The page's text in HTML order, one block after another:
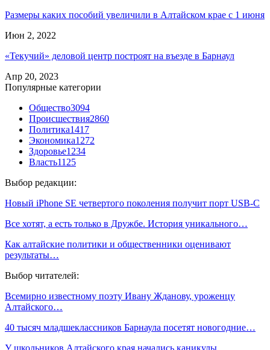
Размеры каких пособий увеличили в Алтайском крае с 1 июня
Июн 2, 2022
«Текучий» деловой центр построят на въезде в Барнаул
Апр 20, 2023
Популярные категории
Общество3094
Происшествия2860
Политика1417
Экономика1272
Здоровье1234
Власть1125
Выбор редакции:
Новый iPhone SE четвертого поколения получит порт USB-C
Все хотят, а есть только в Дружбе. История уникального…
Как алтайские политики и общественники оценивают
результаты…
Выбор читателей:
Всемирно известному поэту Ивану Жданову, уроженцу
Алтайского…
40 тысяч младшеклассников Барнаула посетят новогодние…
У школьников Алтайского края начались каникулы